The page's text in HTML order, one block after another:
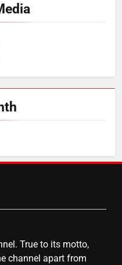
अयोध्या में आने वाले भक्तों
लक्ष्मण द्वार
गांवों में बढ़ेंगी सुविधाएं: 67%
का बजट
True to its motto,
channel apart from